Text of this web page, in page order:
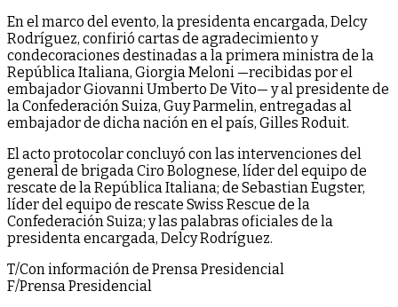
En el marco del evento, la presidenta encargada, Delcy
Rodríguez, confirió cartas de agradecimiento y
condecoraciones destinadas a la primera ministra de la
República Italiana, Giorgia Meloni —recibidas por el
embajador Giovanni Umberto De Vito— y al presidente de
la Confederación Suiza, Guy Parmelin, entregadas al
embajador de dicha nación en el país, Gilles Roduit.
El acto protocolar concluyó con las intervenciones del
general de brigada Ciro Bolognese, líder del equipo de
rescate de la República Italiana; de Sebastian Eugster,
líder del equipo de rescate Swiss Rescue de la
Confederación Suiza; y las palabras oficiales de la
presidenta encargada, Delcy Rodríguez.
T/Con información de Prensa Presidencial
F/Prensa Presidencial